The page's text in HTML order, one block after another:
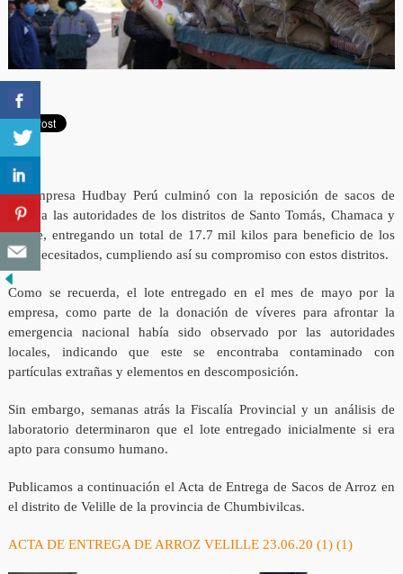
La empresa Hudbay Perú culminó con la reposición de sacos de
arroz a las autoridades de los distritos de Santo Tomás, Chamaca y
Velille, entregando un total de 17.7 mil kilos para beneficio de los
más necesitados, cumpliendo así su compromiso con estos distritos.
Como se recuerda, el lote entregado en el mes de mayo por la
empresa, como parte de la donación de víveres para afrontar la
emergencia nacional había sido observado por las autoridades
locales, indicando que este se encontraba contaminado con
partículas extrañas y elementos en descomposición.
Sin embargo, semanas atrás la Fiscalía Provincial y un análisis de
laboratorio determinaron que el lote entregado inicialmente si era
apto para consumo humano.
Publicamos a continuación el Acta de Entrega de Sacos de Arroz en
el distrito de Velille de la provincia de Chumbivilcas.
ACTA DE ENTREGA DE ARROZ VELILLE 23.06.20 (1) (1)